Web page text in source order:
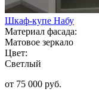
Шкаф-купе Набу
Материал фасада:
Матовое зеркало
Цвет:
Светлый
от 75 000 руб.